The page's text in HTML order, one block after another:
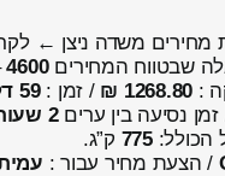
שבטווח המחירים4600
:
1268.80 ₪ / זמן :59 דקות 24 שניות
נסיעה בין ערים2 שעות , 36 דקות
הכולל:775 ק”ג.
/ הצעת מחיר עבור :